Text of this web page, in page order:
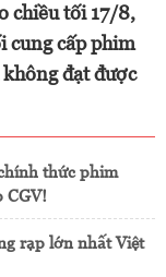
chiều tối 17/8,
cung cấp phim
đạt được
thức phim
CGV!
rạp lớn nhất Việt